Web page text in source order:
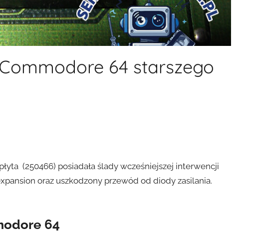
64 starszego
(250466) posiadała ślady wcześniejszej interwencji
oraz uszkodzony przewód od diody zasilania.
64